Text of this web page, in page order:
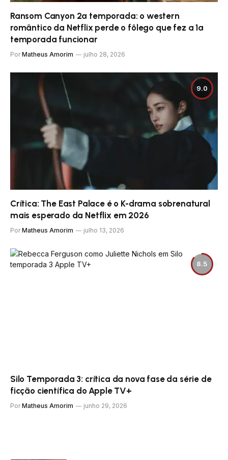
Ransom Canyon 2ª temporada: o western
romântico da Netflix perde o fôlego que fez a 1ª
temporada funcionar
Por Matheus Amorim julho 28, 2026
9.0
Crítica: The East Palace é o K-drama sobrenatural
mais esperado da Netflix em 2026
Por Matheus Amorim julho 13, 2026
8.5
Silo Temporada 3: crítica da nova fase da série de
ficção científica do Apple TV+
Por Matheus Amorim junho 29, 2026